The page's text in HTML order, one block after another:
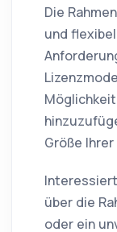
Die
und
Größe
über die
oder ein